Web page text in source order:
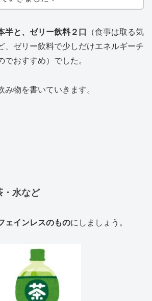
半と、ゼリー飲料２口 （食事は取る気
、ゼリー飲料で少しだけエネルギーチ
おすすめ）でした。
物を書いていきます。
・水など
ェインレスのものにしましょう。